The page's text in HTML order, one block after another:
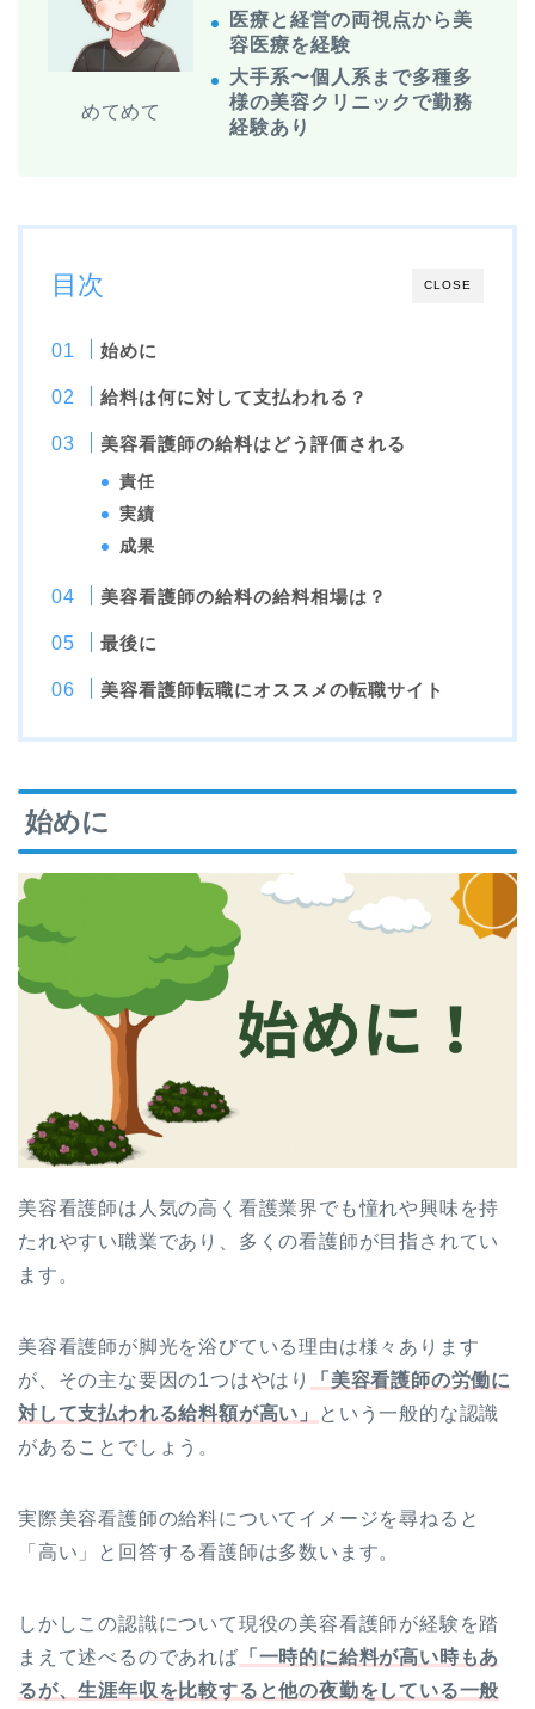
めてめて
医療と経営の両視点から美
容医療を経験
大手系〜個人系まで多種多
様の美容クリニックで勤務
経験あり
CLOSE
目次
始めに
給料は何に対して支払われる？
美容看護師の給料はどう評価される
責任
実績
成果
美容看護師の給料の給料相場は？
最後に
美容看護師転職にオススメの転職サイト
始めに
美容看護師は人気の高く看護業界でも憧れや興味を持
たれやすい職業であり、多くの看護師が目指されてい
ます。
美容看護師が脚光を浴びている理由は様々あります
が、その主な要因の1つはやはり
「美容看護師の労働に
対して支払われる給料額が高い」
という一般的な認識
があることでしょう。
実際美容看護師の給料についてイメージを尋ねると
「高い」と回答する看護師は多数います。
しかしこの認識について現役の美容看護師が経験を踏
まえて述べるのであれば 「一時的に給料が高い時もあ
るが、生涯年収を比較すると他の夜勤をしている一般